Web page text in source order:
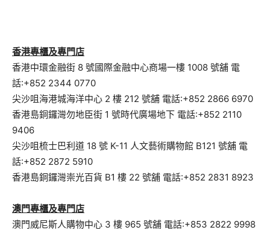
香港專櫃及專門店
香港中環金融街 8 號國際金融中心商場一樓 1008 號舖 電
話:+852 2344 0770
尖沙咀海港城海洋中心 2 樓 212 號舖 電話:+852 2866 6970
香港島銅鑼灣勿地臣街 1 號時代廣場地下 電話:+852 2110
9406
尖沙咀梳士巴利道 18 號 K-11 人文藝術購物館 B121 號舖 電
話:+852 2872 5910
香港島銅鑼灣崇光百貨 B1 樓 22 號舖 電話:+852 2831 8923
澳門專櫃及專門店
澳門威尼斯人購物中心 3 樓 965 號舖 電話:+853 2822 9998